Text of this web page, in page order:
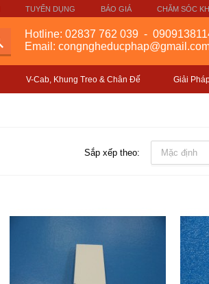
TUYỂN DỤNG BÁO GIÁ CHĂM SÓC
Hotline: 02837 762 039 -
Email:
V-Cab, Khung Treo & Chân Đế Giải
Sắp xếp theo: